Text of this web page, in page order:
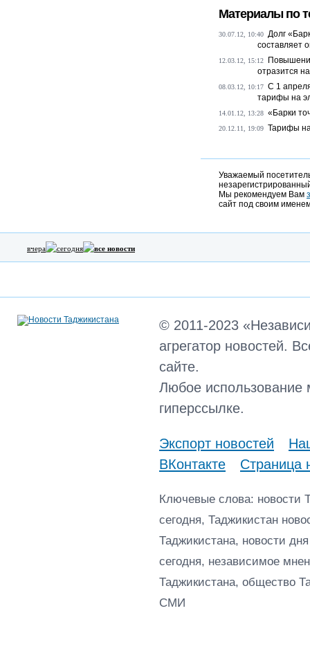
Материалы по
30.07.12, 10:40 Долг
составляет
12.03.12, 15:12
отразится
08.03.12, 10:17 С 1
тарифы на
14.01.12, 13:28 «Барки
20.12.11, 19:09 Тарифы
Уважаемый
Мы рекомендуем Вам
сайт под своим
вчера сегодня все новости
© 2011-2023
агрегатор новостей.
сайте.
Любое использование
гиперссылке.
Экспорт новостей
ВКонтакте
Страница
Ключевые слова: новости
сегодня, Таджикистан
Таджикистана, новости
сегодня, независимое
Таджикистана, общество
СМИ